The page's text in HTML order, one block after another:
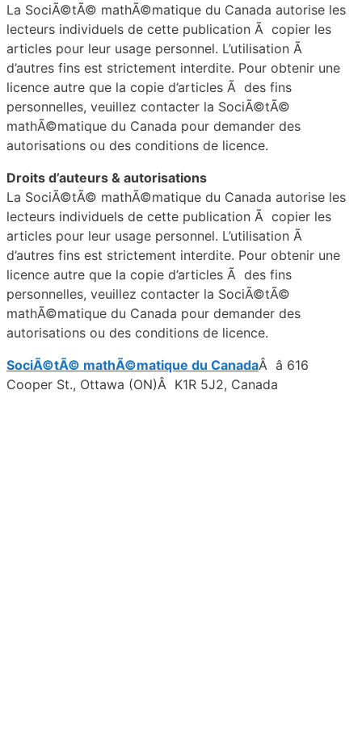
La SociÃ©tÃ© mathÃ©matique du Canada autorise les
lecteurs individuels de cette publication Ã copier les
articles pour leur usage personnel. L’utilisation Ã
d’autres fins est strictement interdite. Pour obtenir une
licence autre que la copie d’articles Ã des fins
personnelles, veuillez contacter la SociÃ©tÃ©
mathÃ©matique du Canada pour demander des
autorisations ou des conditions de licence.
Droits d’auteurs & autorisations
La SociÃ©tÃ© mathÃ©matique du Canada autorise les
lecteurs individuels de cette publication Ã copier les
articles pour leur usage personnel. L’utilisation Ã
d’autres fins est strictement interdite. Pour obtenir une
licence autre que la copie d’articles Ã des fins
personnelles, veuillez contacter la SociÃ©tÃ©
mathÃ©matique du Canada pour demander des
autorisations ou des conditions de licence.
SociÃ©tÃ© mathÃ©matique du CanadaÂ â 616
Cooper St., Ottawa (ON)Â K1R 5J2, Canada